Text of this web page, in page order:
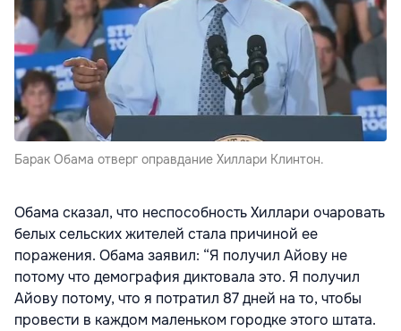
Барак Обама отверг оправдание Хиллари Клинтон.
Обама сказал, что неспособность Хиллари очаровать
белых сельских жителей стала причиной ее
поражения. Обама заявил: “Я получил Айову не
потому что демография диктовала это. Я получил
Айову потому, что я потратил 87 дней на то, чтобы
провести в каждом маленьком городке этого штата.